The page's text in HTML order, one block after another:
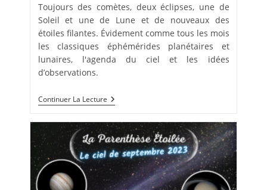
Toujours des comètes, deux éclipses, une de
Soleil et une de Lune et de nouveaux des
étoiles filantes. Évidement comme tous les mois
les classiques éphémérides planétaires et
lunaires, l'agenda du ciel et les idées
d’observations.
Continuer La LectureLe
Ciel
2023